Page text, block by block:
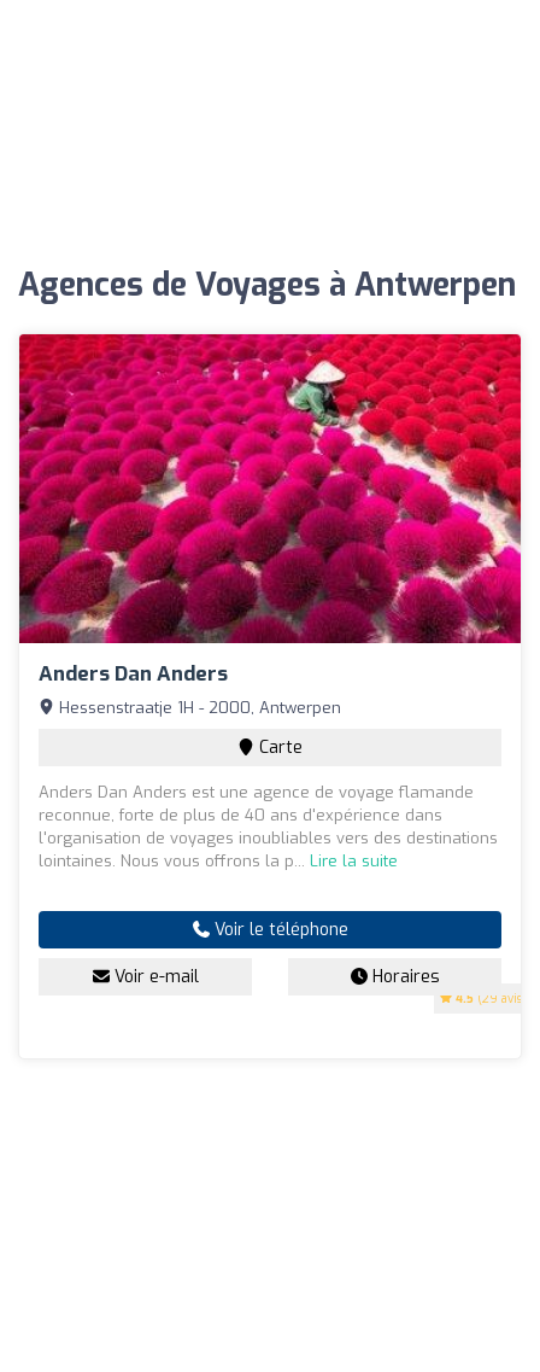
Agences de Voyages à Antwerpen
Anders Dan Anders
4.5 (29 avis)
Hessenstraatje 1H - 2000, Antwerpen
Carte
Anders Dan Anders est une agence de voyage flamande
reconnue, forte de plus de 40 ans d'expérience dans
l'organisation de voyages inoubliables vers des destinations
lointaines. Nous vous offrons la p... Lire la suite
Voir le téléphone
Voir e-mail Horaires